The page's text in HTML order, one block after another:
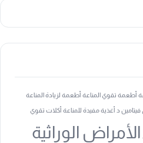
أطعمة تقوي المناعة أطعمة لزيادة المناعة
فيتامين د أغذية مفيدة للمناعة أكلات تقوي
الأمراض الوراثية